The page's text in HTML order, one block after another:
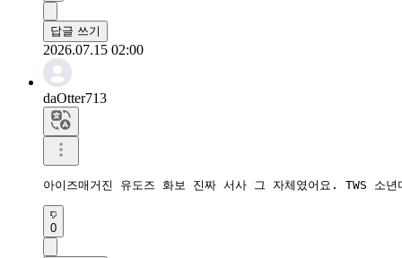
답글 쓰기
2026.07.15 02:00
daOtter713
아이즈매거진 유도즈 화보 진짜 서사 그 자체였어요. TWS 소
0